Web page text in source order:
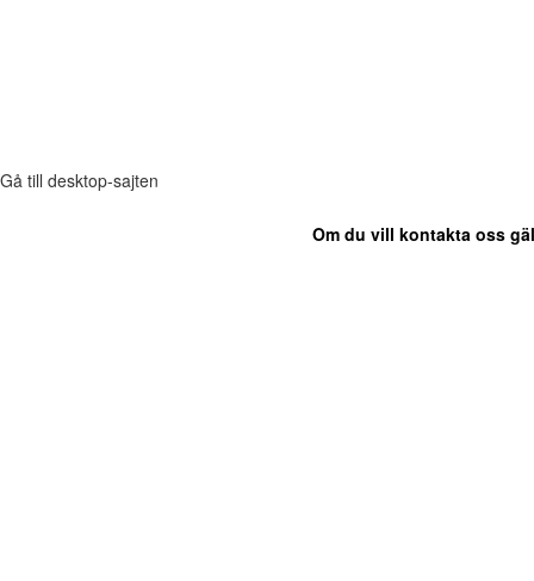
Gå till desktop-sajten
Om du vill kontakta oss